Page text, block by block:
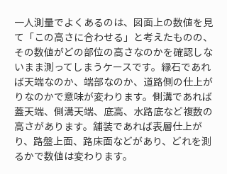
一人測量でよくあるのは、図面上の数値を見
て「この高さに合わせる」と考えたものの、
その数値がどの部位の高さなのかを確認しな
いまま測ってしまうケースです。縁石であれ
ば天端なのか、端部なのか、道路側の仕上が
りなのかで意味が変わります。側溝であれば
蓋天端、側溝天端、底高、水路底など複数の
高さがあります。舗装であれば表層仕上が
り、路盤上面、路床面などがあり、どれを測
るかで数値は変わります。